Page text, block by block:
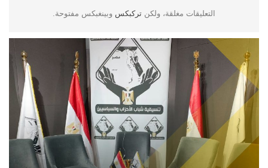
التعليقات مغلقة، ولكن تركبكس وبينغبكس مفتوحة.